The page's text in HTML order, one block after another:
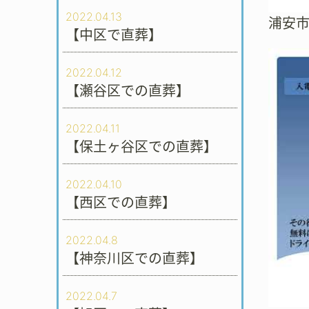
2022.04.13
【中区で直葬】
2022.04.12
【瀬谷区での直葬】
2022.04.11
【保土ヶ谷区での直葬】
2022.04.10
【西区での直葬】
2022.04.8
【神奈川区での直葬】
2022.04.7
浦安